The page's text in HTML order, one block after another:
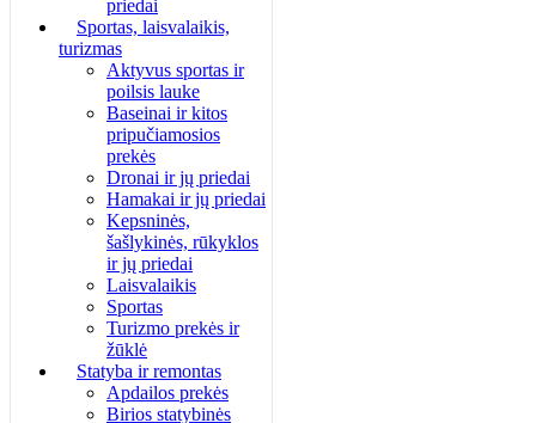
priedai
Sportas, laisvalaikis,
turizmas
Aktyvus sportas ir
poilsis lauke
Baseinai ir kitos
pripučiamosios
prekės
Dronai ir jų priedai
Hamakai ir jų priedai
Kepsninės,
šašlykinės, rūkyklos
ir jų priedai
Laisvalaikis
Sportas
Turizmo prekės ir
žūklė
Statyba ir remontas
Apdailos prekės
Birios statybinės